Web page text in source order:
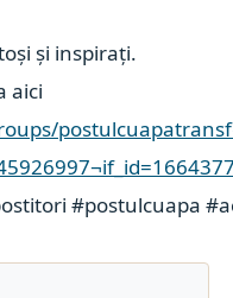
și inspirați.
aici
#postulcuapa